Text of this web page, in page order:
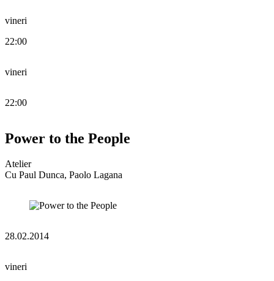
vineri
22:00
vineri
22:00
Power to the People
Atelier
Cu Paul Dunca, Paolo Lagana
28.02.2014
vineri